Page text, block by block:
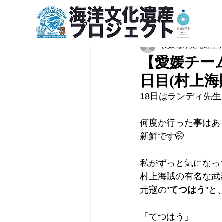
【愛媛チ
日目(村上
愛媛海洋文化遺産
18日はランディ先
何度か行った事は
新鮮です🤭
私がずっと気になっ
村上海賊の有名な
元寇の"てつはう "と
「てつはう」